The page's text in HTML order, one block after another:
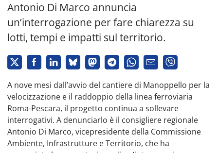
Antonio Di Marco annuncia
un’interrogazione per fare chiarezza su
lotti, tempi e impatti sul territorio.
A nove mesi dall’avvio del cantiere di Manoppello per la
velocizzazione e il raddoppio della linea ferroviaria
Roma-Pescara, il progetto continua a sollevare
interrogativi. A denunciarlo è il consigliere regionale
Antonio Di Marco, vicepresidente della Commissione
Ambiente, Infrastrutture e Territorio, che ha